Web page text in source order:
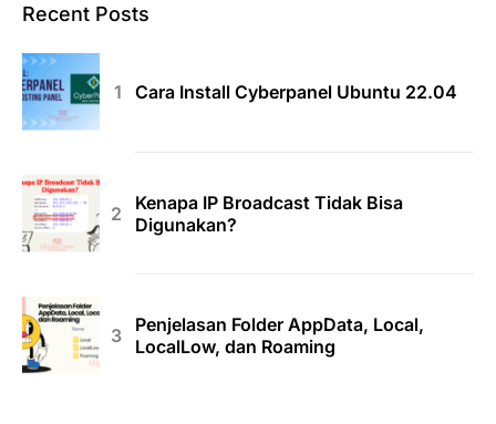
Recent Posts
Cara Install Cyberpanel Ubuntu 22.04
Kenapa IP Broadcast Tidak Bisa
Digunakan?
Penjelasan Folder AppData, Local,
LocalLow, dan Roaming